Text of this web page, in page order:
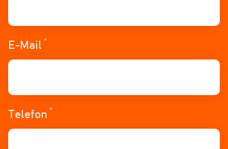
E-Mail *
Telefon *